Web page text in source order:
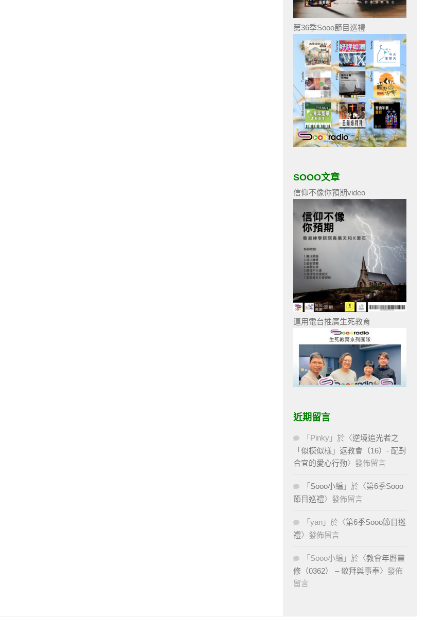
第36季Sooo節目巡禮
SOOO文章
信仰不像你預期video
運用電台推廣生死教育
近期留言
「 Pinky 」於〈逆境追光者之
「似模似樣」返教會（16）- 配對
合宜的愛心行動〉發佈留言
「 Sooo小編 」於〈第6季Sooo
節目巡禮〉發佈留言
「 yan 」於〈第6季Sooo節目巡
禮〉發佈留言
「 Sooo小編 」於〈教會年曆靈
修（0362） – 敬拜與事奉〉發佈
留言